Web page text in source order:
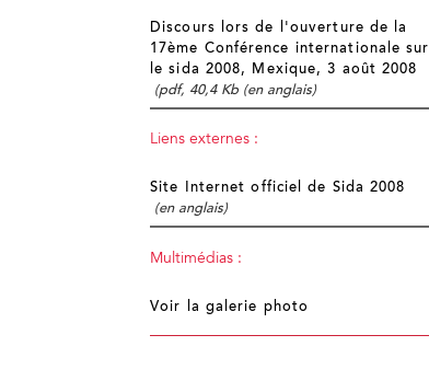
Discours lors de l'ouverture de la
17ème Conférence internationale sur
le sida 2008, Mexique, 3 août 2008
(pdf, 40,4 Kb (en anglais)
Liens externes :
Site Internet officiel de Sida 2008
(en anglais)
Multimédias :
Voir la galerie photo